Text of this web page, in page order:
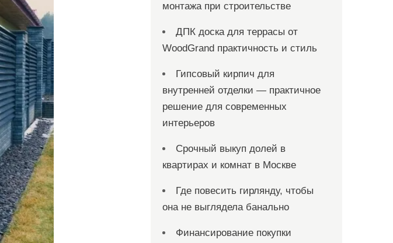
монтажа при строительстве
ДПК доска для террасы от
WoodGrand практичность и стиль
Гипсовый кирпич для
внутренней отделки — практичное
решение для современных
интерьеров
Срочный выкуп долей в
квартирах и комнат в Москве
Где повесить гирлянду, чтобы
она не выглядела банально
Финансирование покупки